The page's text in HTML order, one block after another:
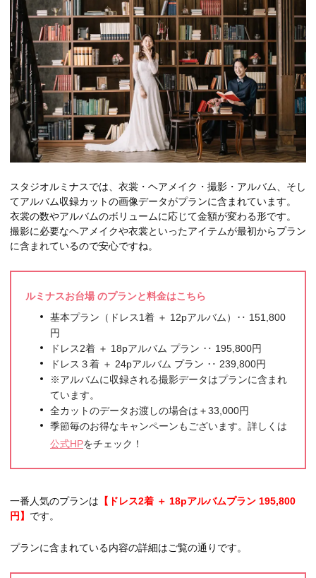
スタジオルミナスでは、衣裳・ヘアメイク・撮影・アルバム、そし
てアルバム収録カットの画像データがプランに含まれています。
衣裳の数やアルバムのボリュームに応じて金額が変わる形です。
撮影に必要なヘアメイクや衣裳といったアイテムが最初からプラン
に含まれているので安心ですね。
ルミナスお台場 のプランと料金はこちら
基本プラン（ドレス1着 ＋ 12pアルバム）‥ 151,800
円
ドレス2着 ＋ 18pアルバム プラン ‥ 195,800円
ドレス３着 ＋ 24pアルバム プラン ‥ 239,800円
※アルバムに収録される撮影データはプランに含まれ
ています。
全カットのデータお渡しの場合は＋33,000円
季節毎のお得なキャンペーンもございます。詳しくは
公式HPをチェック！
一番人気のプランは 【ドレス2着 ＋ 18pアルバムプラン 195,800
円】 です。
プランに含まれている内容の詳細はご覧の通りです。